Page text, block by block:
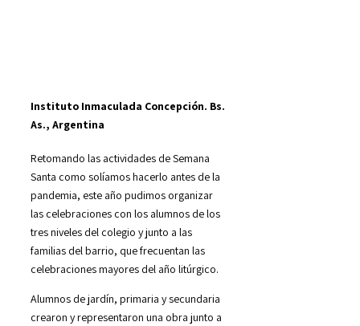
Instituto Inmaculada Concepción. Bs.
As., Argentina
Retomando las actividades de Semana
Santa como solíamos hacerlo antes de la
pandemia, este año pudimos organizar
las celebraciones con los alumnos de los
tres niveles del colegio y junto a las
familias del barrio, que frecuentan las
celebraciones mayores del año litúrgico.
Alumnos de jardín, primaria y secundaria
crearon y representaron una obra junto a